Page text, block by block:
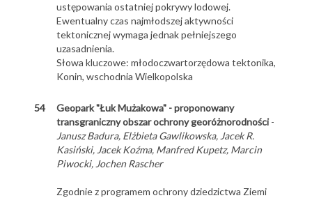
ustępowania ostatniej pokrywy lodowej.
Ewentualny czas najmłodszej aktywności
tektonicznej wymaga jednak pełniejszego
uzasadnienia.
Słowa kluczowe: młodoczwartorzędowa tektonika,
Konin, wschodnia Wielkopolska
54
Geopark "Łuk Mużakowa" - proponowany
transgraniczny obszar ochrony georóżnorodności-
Janusz Badura, Elżbieta Gawlikowska, Jacek R.
Kasiński, Jacek Koźma, Manfred Kupetz, Marcin
Piwocki, Jochen Rascher
Zgodnie z programem ochrony dziedzictwa Ziemi